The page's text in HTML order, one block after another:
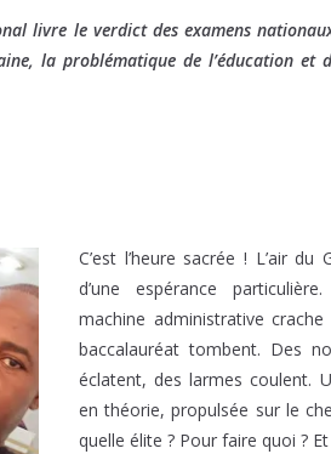
livre le verdict des examens
la problématique de l’éducation et
C’est l’heure sacrée ! L’air
d’une espérance
machine administrative
baccalauréat tombent. Des
éclatent, des larmes coulent.
en théorie, propulsée sur le
quelle élite ? Pour faire quoi ?